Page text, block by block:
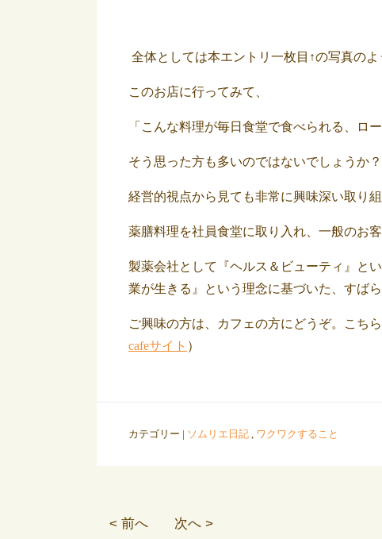
全体としては本エントリ一枚目↑の写真の
このお店に行ってみて、
「こんな料理が毎日食堂で食べられる、ロ
そう思った方も多いのではないでしょうか？
経営的視点から見ても非常に興味深い取り組
薬膳料理を社員食堂に取り入れ、一般のお
製薬会社として『ヘルス＆ビューティ』と
業が生きる』という理念に基づいた、すば
ご興味の方は、カフェの方にどうぞ。こち
cafeサイト ）
カテゴリー | ソムリエ日記 , ワクワクすること
< 前へ 次へ >